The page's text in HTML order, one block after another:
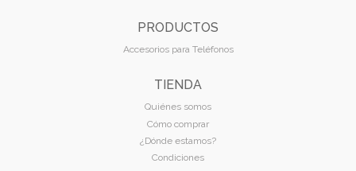
PRODUCTOS
Accesorios para Teléfonos
TIENDA
Quiénes somos
Cómo comprar
¿Dónde estamos?
Condiciones